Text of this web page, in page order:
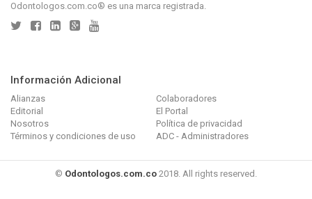
Odontologos.com.co® es una marca registrada.
Información Adicional
Alianzas
Colaboradores
Editorial
El Portal
Nosotros
Política de privacidad
Términos y condiciones de uso
ADC - Administradores
© Odontologos.com.co 2018. All rights reserved.